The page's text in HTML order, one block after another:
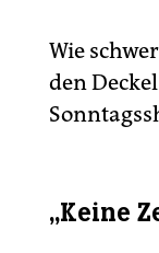
Wie
den
„Keine